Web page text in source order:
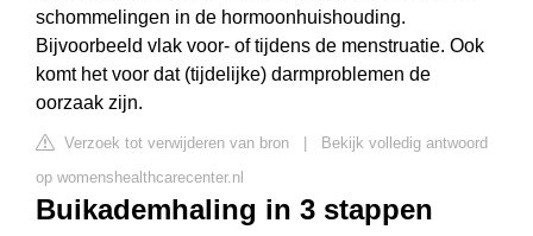
schommelingen in de hormoonhuishouding.
Bijvoorbeeld vlak voor- of tijdens de menstruatie. Ook
komt het voor dat (tijdelijke) darmproblemen de
oorzaak zijn.
Verzoek tot verwijderen van bron
Bekijk volledig antwoord
op womenshealthcarecenter.nl
Buikademhaling in 3 stappen